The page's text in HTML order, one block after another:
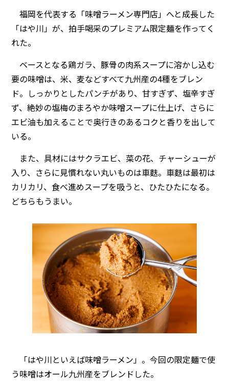
福岡を代表する「味噌ラーメン専門店」へと成長した
「はや川」が、拍手喝采のプレミアム限定麺を作ってく
れた。
ベースとなる鶏ガラ、豚骨の肉系スープに溶かし込む
要の味噌は、米、麦などすべて九州産の4種をブレン
ド。しっかりとしたパンチがあり、甘すぎず、塩辛すぎ
ず、絶妙の塩梅のまろやか味噌スープに仕上げ、さらに
エビ油も加えることで奥行きのあるコクと香りを出して
いる。
また、具材にはサクラエビ、菜の花、チャーシューが
入り、さらに見慣れない丸いものは車麩。車麩は最初は
カリカリ、食べ進めスープを吸うと、ひたひたになる。
どちらもうまい。
「はや川といえば味噌ラーメン」。今回の限定麺で使
う味噌はオール九州産をブレンドした。